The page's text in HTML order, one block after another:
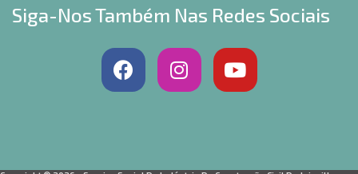
Siga-Nos Também Nas Redes Sociais